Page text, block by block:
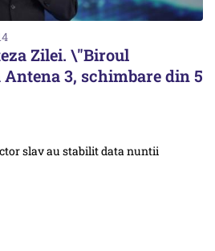
Zilei. \"Biroul
3, schimbare din 5